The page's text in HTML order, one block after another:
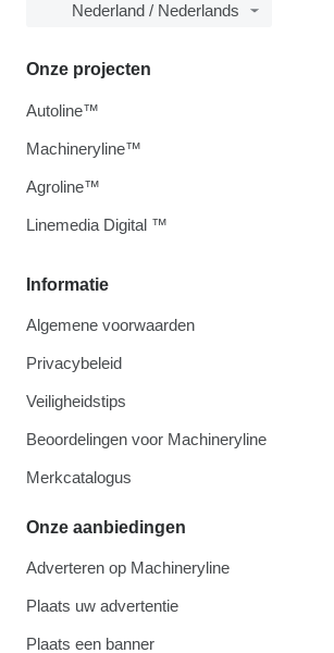
Nederland / Nederlands
Informatie
Algemene voorwaarden
Privacybeleid
Veiligheidstips
Beoordelingen voor Machineryline
Merkcatalogus
Onze aanbiedingen
Adverteren op Machineryline
Plaats uw advertentie
Plaats een banner
Onze projecten
Autoline™
Machineryline™
Agroline™
Linemedia Digital ™